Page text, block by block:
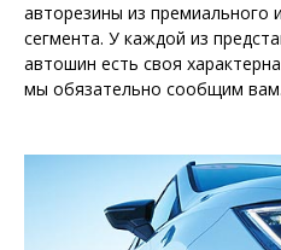
авторезины из премиального
сегмента. У каждой из
автошин есть своя
мы обязательно сообщим вам.